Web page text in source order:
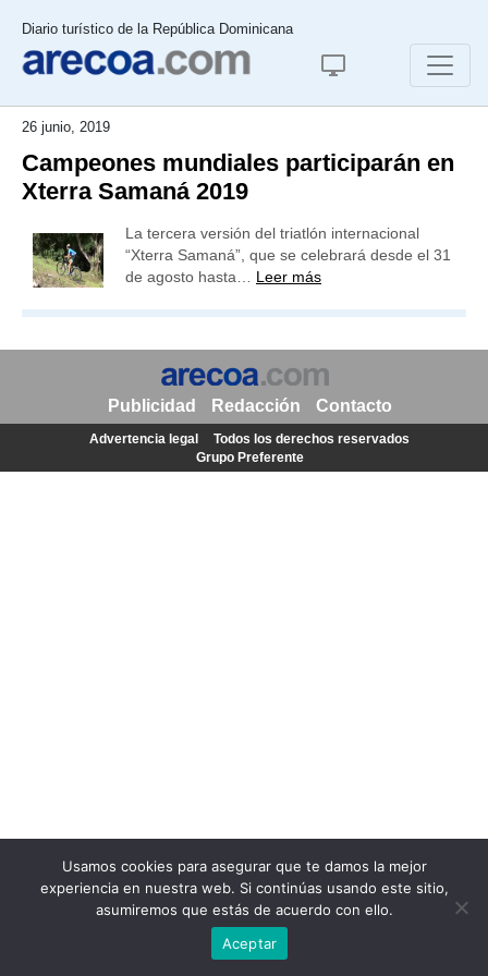
Diario turístico de la República Dominicana
26 junio, 2019
Campeones mundiales participarán en
Xterra Samaná 2019
La tercera versión del triatlón internacional
“Xterra Samaná”, que se celebrará desde el 31
de agosto hasta… Leer más
Usamos cookies para asegurar que te damos la mejor
experiencia en nuestra web. Si continúas usando este sitio,
asumiremos que estás de acuerdo con ello.
Aceptar
Publicidad Redacción Contacto
Advertencia legal
Todos los derechos reservados
Grupo Preferente